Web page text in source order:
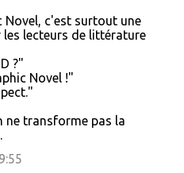
Novel, c'est surtout une
lecteurs de littérature
?"
Novel !"
ne transforme pas la